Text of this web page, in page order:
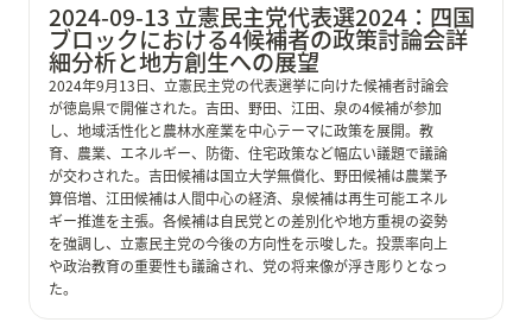
2024-09-13 立憲民主党代表選2024：四国
ブロックにおける4候補者の政策討論会詳
細分析と地方創生への展望
2024年9月13日、立憲民主党の代表選挙に向けた候補者討論会
が徳島県で開催された。吉田、野田、江田、泉の4候補が参加
し、地域活性化と農林水産業を中心テーマに政策を展開。教
育、農業、エネルギー、防衛、住宅政策など幅広い議題で議論
が交わされた。吉田候補は国立大学無償化、野田候補は農業予
算倍増、江田候補は人間中心の経済、泉候補は再生可能エネル
ギー推進を主張。各候補は自民党との差別化や地方重視の姿勢
を強調し、立憲民主党の今後の方向性を示唆した。投票率向上
や政治教育の重要性も議論され、党の将来像が浮き彫りとなっ
た。